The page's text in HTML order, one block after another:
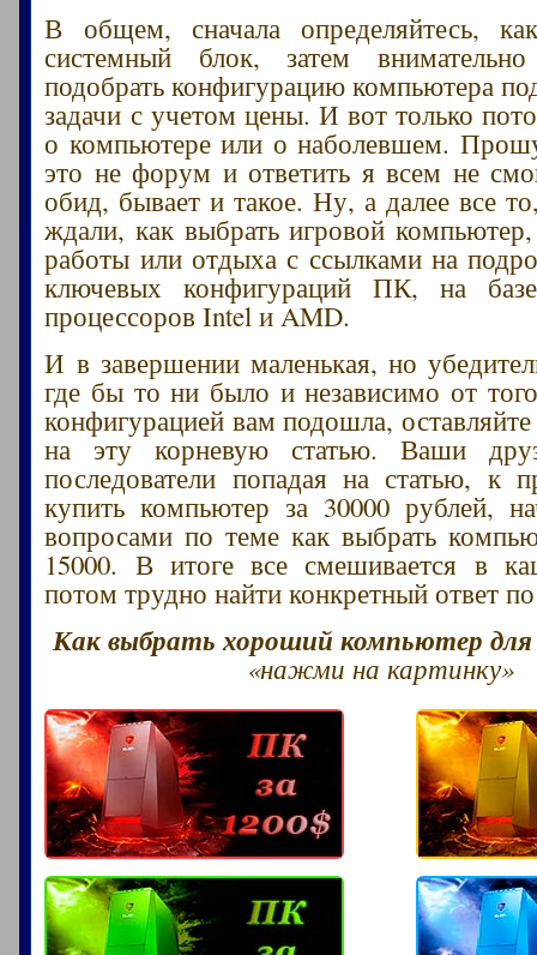
В общем, сначала определяйтесь,
системный блок, затем
подобрать конфигурацию компьютера
задачи с учетом цены. И вот только
о компьютере или о наболевшем.
это не форум и ответить я всем не
обид, бывает и такое. Ну, а далее все
ждали, как выбрать игровой
работы или отдыха с ссылками на
ключевых конфигураций ПК, на
процессоров Intel и AMD.
И в завершении маленькая, но
где бы то ни было и независимо от того
конфигурацией вам подошла,
на эту корневую статью. Ваши
последователи попадая на статью, к
купить компьютер за 30000 рублей,
вопросами по теме как выбрать
15000. В итоге все смешивается в
потом трудно найти конкретный ответ
Как выбрать хороший компьютер для
«нажми на картинку»